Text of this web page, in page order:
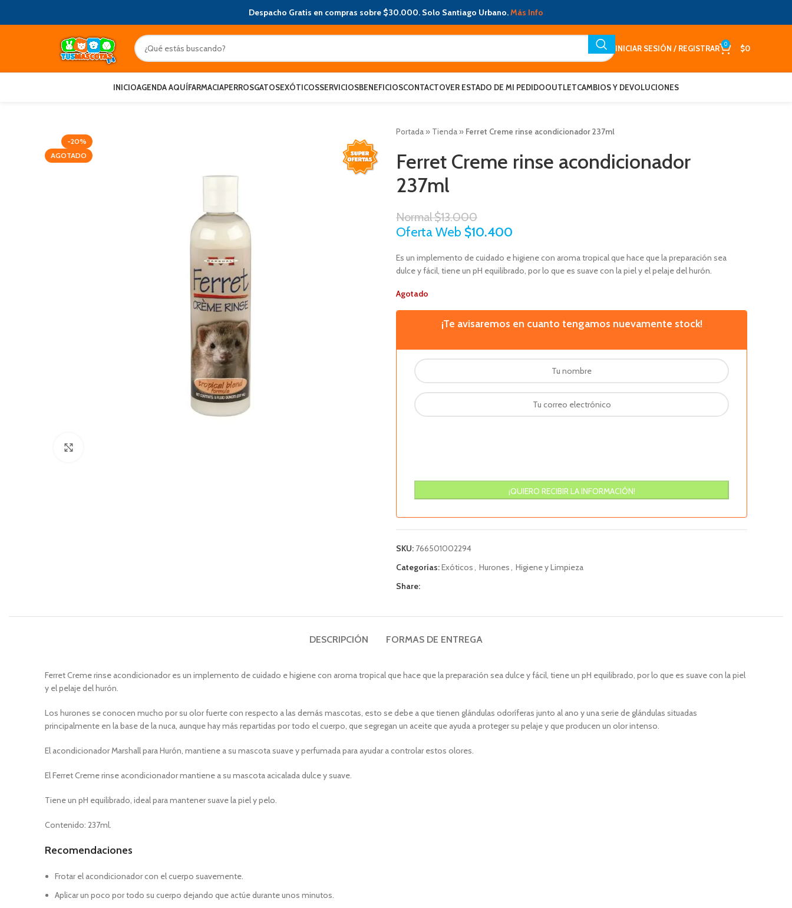
Despacho Gratis en compras sobre $30.000. Solo Santiago Urbano.Más Info
INICIAR SESIÓN / REGISTRAR 0 $0
INICIOAGENDA AQUÍFARMACIAPERROSGATOSEXÓTICOSSERVICIOSBENEFICIOSCONTACTOVER ESTADO DE MI PEDIDOOUTLETCAMBIOS Y DEVOLUCIONES
-20%
AGOTADO
Portada » Tienda » Ferret Creme rinse acondicionador 237ml
Ferret Creme rinse acondicionador
237ml
Normal$13.000
Oferta Web $10.400
Es un implemento de cuidado e higiene con aroma tropical que hace que la preparación sea
dulce y fácil, tiene un pH equilibrado, por lo que es suave con la piel y el pelaje del hurón.
Agotado
¡Te avisaremos en cuanto tengamos nuevamente stock!
SKU: 766501002294
Categorías:Exóticos, Hurones, Higiene y Limpieza
Share:
DESCRIPCIÓN FORMAS DE ENTREGA
Ferret Creme rinse acondicionador es un implemento de cuidado e higiene con aroma tropical que hace que la preparación sea dulce y fácil, tiene un pH equilibrado, por lo que es suave con la piel
y el pelaje del hurón.
Los hurones se conocen mucho por su olor fuerte con respecto a las demás mascotas, esto se debe a que tienen glándulas odoríferas junto al ano y una serie de glándulas situadas
principalmente en la base de la nuca, aunque hay más repartidas por todo el cuerpo, que segregan un aceite que ayuda a proteger su pelaje y que producen un olor intenso.
El acondicionador Marshall para Hurón, mantiene a su mascota suave y perfumada para ayudar a controlar estos olores.
El Ferret Creme rinse acondicionador mantiene a su mascota acicalada dulce y suave.
Tiene un pH equilibrado, ideal para mantener suave la piel y pelo.
Contenido: 237ml.
Recomendaciones
Frotar el acondicionador con el cuerpo suavemente.
Aplicar un poco por todo su cuerpo dejando que actúe durante unos minutos.